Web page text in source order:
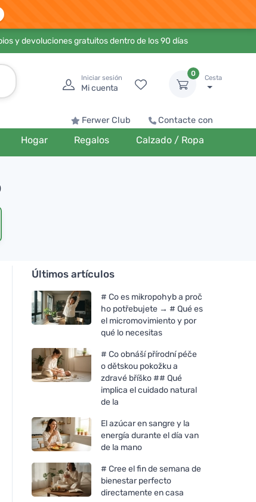
y devoluciones gratuitos dentro de los 90 días
Iniciar sesión
Mi cuenta
0
Cesta
Ferwer Club Contacte con
Hogar Regalos Calzado / Ropa
Últimos artículos
# Co es mikropohyb a proč
ho potřebujete → # Qué es
el micromovimiento y por
qué lo necesitas
# Co obnáší přírodní péče
o dětskou pokožku a
zdravé bříško ## Qué
implica el cuidado natural
de la
El azúcar en sangre y la
energía durante el día van
de la mano
# Cree el fin de semana de
bienestar perfecto
directamente en casa